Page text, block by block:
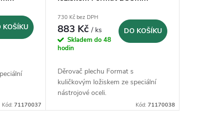
KOŠÍKU
Kód: 71170037
730 Kč bez DPH
883 Kč/ ks
Skladem do 48
hodin
DO KOŠÍKU
Děrovač plechu Format s
kuličkovým ložiskem ze speciální
nástrojové oceli.
Kód: 71170038